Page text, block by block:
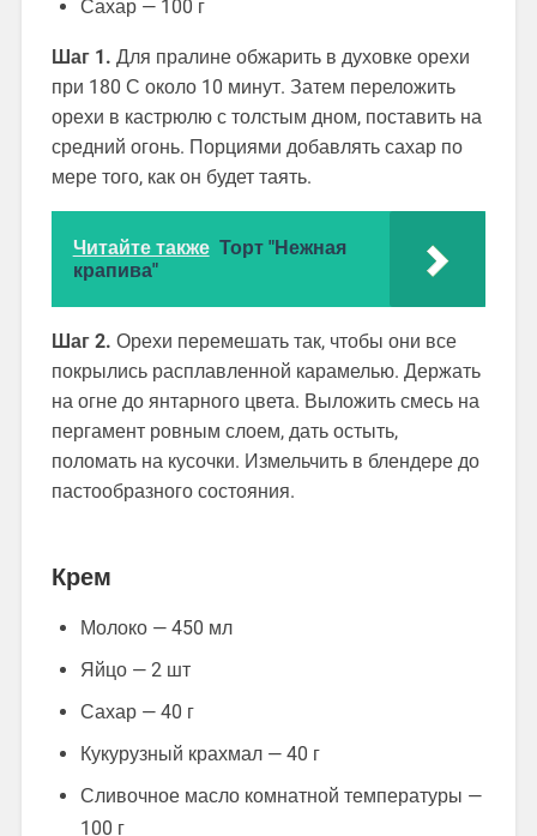
Сахар — 100 г
Шаг 1. Для пралине обжарить в духовке орехи
при 180 С около 10 минут. Затем переложить
орехи в кастрюлю с толстым дном, поставить на
средний огонь. Порциями добавлять сахар по
мере того, как он будет таять.
Читайте также Торт "Нежная
крапива"
Шаг 2. Орехи перемешать так, чтобы они все
покрылись расплавленной карамелью. Держать
на огне до янтарного цвета. Выложить смесь на
пергамент ровным слоем, дать остыть,
поломать на кусочки. Измельчить в блендере до
пастообразного состояния.
Крем
Молоко — 450 мл
Яйцо — 2 шт
Сахар — 40 г
Кукурузный крахмал — 40 г
Сливочное масло комнатной температуры —
100 г